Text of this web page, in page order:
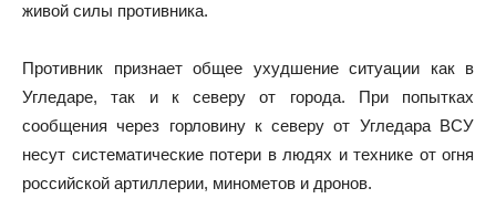
живой силы противника.
Противник признает общее ухудшение ситуации как в
Угледаре, так и к северу от города. При попытках
сообщения через горловину к северу от Угледара ВСУ
несут систематические потери в людях и технике от огня
российской артиллерии, минометов и дронов.